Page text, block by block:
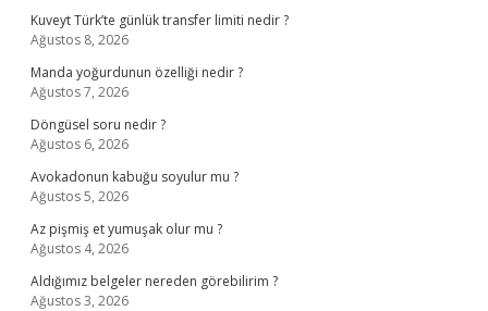
Kuveyt Türk’te günlük transfer limiti nedir ?
Ağustos 8, 2026
Manda yoğurdunun özelliği nedir ?
Ağustos 7, 2026
Döngüsel soru nedir ?
Ağustos 6, 2026
Avokadonun kabuğu soyulur mu ?
Ağustos 5, 2026
Az pişmiş et yumuşak olur mu ?
Ağustos 4, 2026
Aldığımız belgeler nereden görebilirim ?
Ağustos 3, 2026